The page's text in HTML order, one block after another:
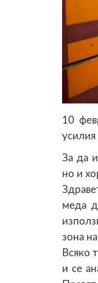
10
За да
но и
меда
зона
Всяко
и се